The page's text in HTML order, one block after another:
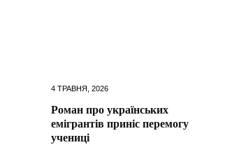
4 ТРАВНЯ, 2026
Роман про українських
емігрантів приніс перемогу
учениці